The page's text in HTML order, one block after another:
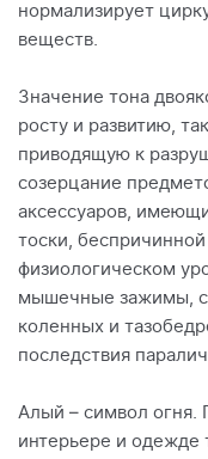
нормализирует
веществ.
Значение тона
росту и развитию,
приводящую к
созерцание
аксессуаров,
тоски, беспричинной
физиологическом
мышечные зажимы,
коленных и
последствия
Алый – символ огня.
интерьере и одежде